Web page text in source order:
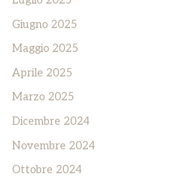
Giugno 2025
Maggio 2025
Aprile 2025
Marzo 2025
Dicembre 2024
Novembre 2024
Ottobre 2024